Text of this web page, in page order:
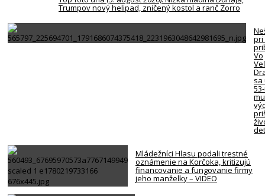
Trumpov nový helipad, zničený kostol a ranč Zorro
pri
Vo
sa
Mládežníci Hlasu podali trestné
oznámenie na Korčoka, kritizujú
financovanie a fungovanie firmy
jeho manželky – VIDEO